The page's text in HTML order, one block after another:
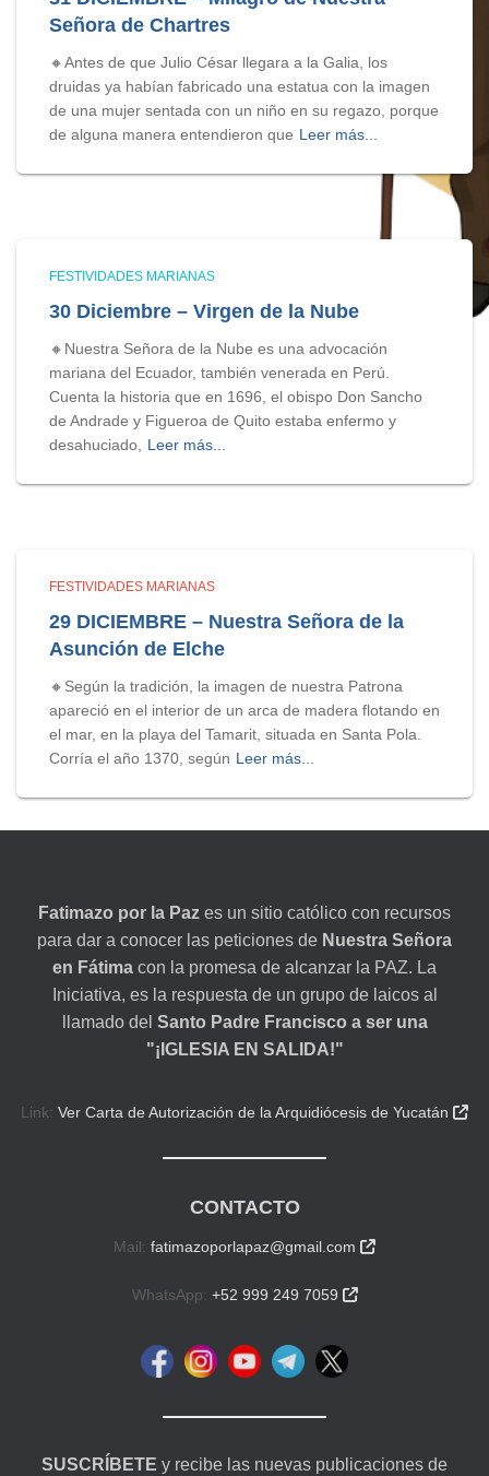
Señora de Chartres
🔸Antes de que Julio César llegara a la Galia, los
druidas ya habían fabricado una estatua con la imagen
de una mujer sentada con un niño en su regazo, porque
de alguna manera entendieron que Leer más...
FESTIVIDADES MARIANAS
30 Diciembre – Virgen de la Nube
🔸Nuestra Señora de la Nube es una advocación
mariana del Ecuador, también venerada en Perú.
Cuenta la historia que en 1696, el obispo Don Sancho
de Andrade y Figueroa de Quito estaba enfermo y
desahuciado,
Leer más...
FESTIVIDADES MARIANAS
29 DICIEMBRE – Nuestra Señora de la
Asunción de Elche
🔸Según la tradición, la imagen de nuestra Patrona
apareció en el interior de un arca de madera flotando en
el mar, en la playa del Tamarit, situada en Santa Pola.
Corría el año 1370, según Leer más...
Fatimazo por la Paz es un sitio católico con recursos
para dar a conocer las peticiones de Nuestra Señora
en Fátima con la promesa de alcanzar la PAZ. La
Iniciativa, es la respuesta de un grupo de laicos al
llamado del Santo Padre Francisco a ser una
"¡IGLESIA EN SALIDA!"
Link: Ver Carta de Autorización de la Arquidiócesis de Yucatán 
CONTACTO
Mail: fatimazoporlapaz@gmail.com 
WhatsApp: +52 999 249 7059 
SUSCRÍBETE y recibe las nuevas publicaciones de